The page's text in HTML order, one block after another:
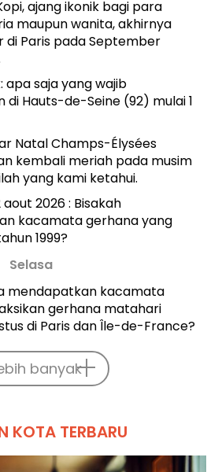
ajang ikonik bagi para
maupun wanita, akhirnya
di Paris pada September
apa saja yang wajib
di Hauts-de-Seine (92) mulai 1
Natal Champs-Élysées
kembali meriah pada musim
yang kami ketahui.
aout 2026 : Bisakah
kacamata gerhana yang
1999?
Selasa
mendapatkan kacamata
gerhana matahari
di Paris dan Île-de-France?
banyak
KOTA TERBARU